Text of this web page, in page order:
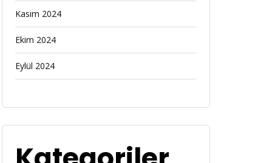
Kasım 2024
Ekim 2024
Eylül 2024